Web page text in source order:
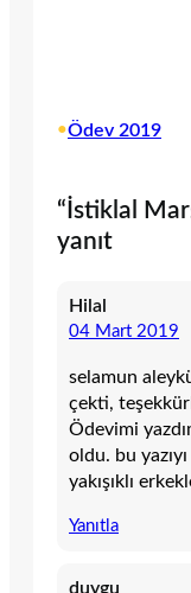
•Ödev 2019
“İstiklal
yanıt
Hilal
04 Mart 2019
selamun
çekti,
Ödevimi
oldu. bu
yakışıklı
Yanıtla
duygu